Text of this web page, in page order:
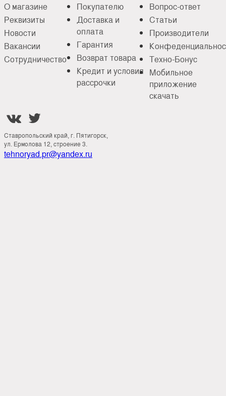
О магазине
Реквизиты
Новости
Вакансии
Сотрудничество
Покупателю
Доставка и
оплата
Гарантия
Возврат товара
Кредит и условия
рассрочки
Вопрос-ответ
Статьи
Производители
Техно-Бонус
Мобильное
приложение
скачать
 
Ставропольский край, г. Пятигорск,
ул. Ермолова 12, строение 3.
tehnoryad.pr@yandex.ru